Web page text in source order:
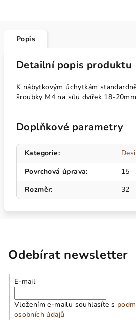
Popis
Detailní popis produktu
K nábytkovým úchytkám
šroubky M4 na sílu dvířek 18-
Doplňkové parametry
Kategorie:
Povrchová úprava:
15
Rozměr: 32
Odebírat newsletter
E-mail
Vložením e-mailu souhlasíte s
osobních údajů